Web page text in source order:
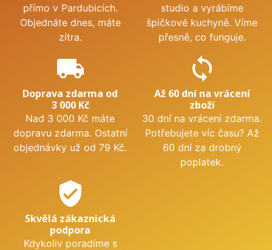
přímo v Pardubicích.
Objednáte dnes, máte
zítra.
studio a vyrábíme
špičkové kuchyně. Víme
přesně, co funguje.
local_shipping
Doprava zdarma od
3 000 Kč
Nad 3 000 Kč máte
dopravu zdarma. Ostatní
objednávky už od 79 Kč.
sync
Až 60 dní na vrácení
zboží
30 dní na vrácení zdarma.
Potřebujete víc času? Až
60 dní za drobný
poplatek.
verified_user
Skvělá zákaznická
podpora
Kdykoliv poradíme s